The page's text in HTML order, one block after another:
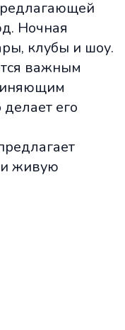
Ночная
клубы и шоу.
важным
его
живую